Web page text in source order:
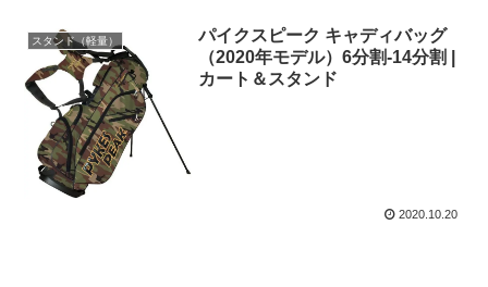
スタンド（軽量）
パイクスピーク キャディバッグ
（2020年モデル）6分割-14分割 |
カート＆スタンド
2020.10.20